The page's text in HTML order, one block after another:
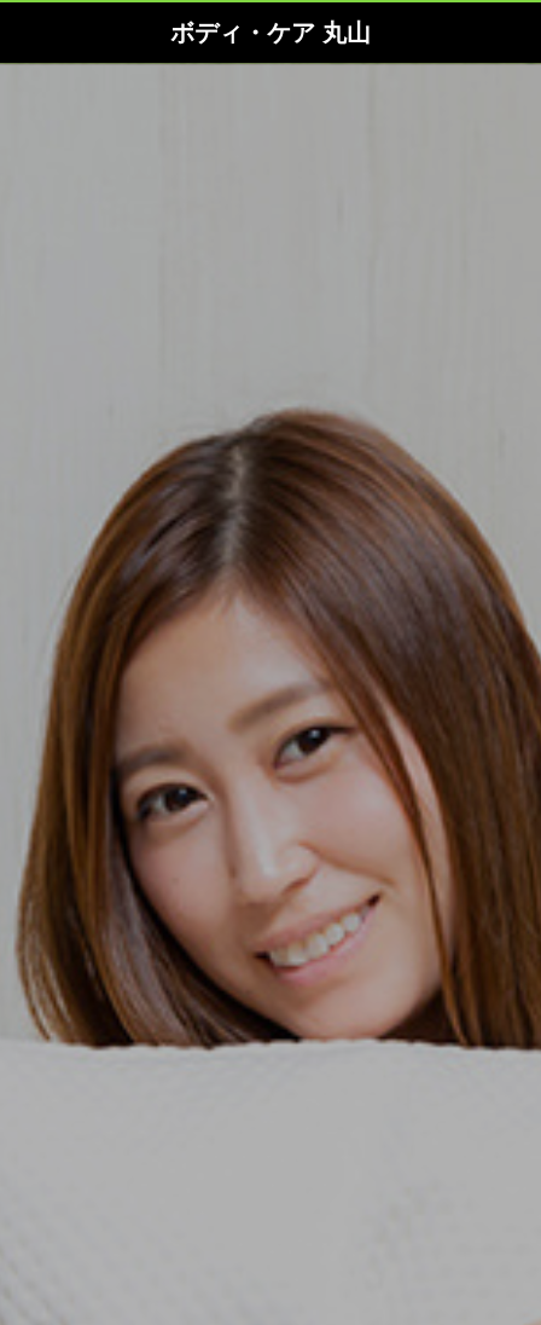
ボディ・ケア 丸山